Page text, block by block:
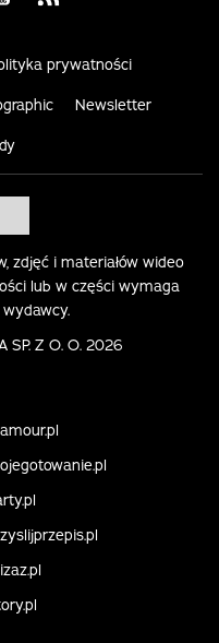
prywatności
Newsletter
zdjęć i materiałów wideo
lub w części wymaga
SP. Z O. O. 2026